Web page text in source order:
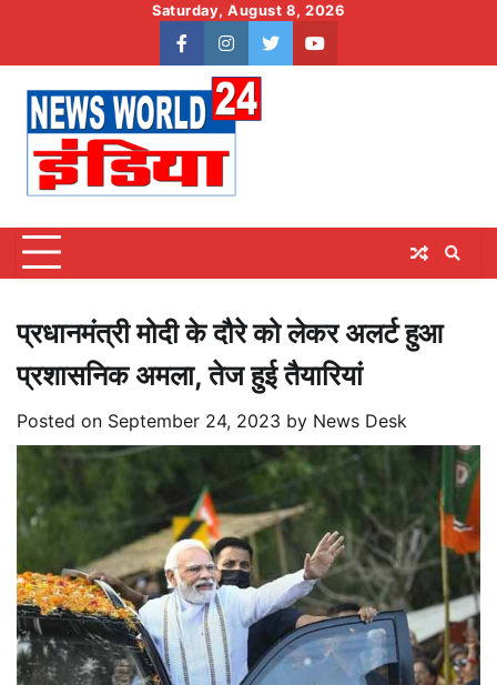
content
Saturday, August 8, 2026
facebookinstagram
twitteryoutube
प्रधानमंत्री मोदी के दौरे को लेकर अलर्ट हुआ
प्रशासनिक अमला, तेज हुई तैयारियां
Posted on September 24, 2023 by News Desk